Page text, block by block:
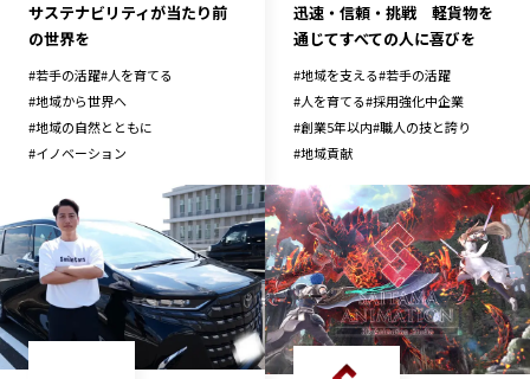
サステナビリティが当たり前
の世界を
#若手の活躍#人を育てる
#地域から世界へ
#地域の自然とともに
#イノベーション
迅速・信頼・挑戦 軽貨物を
通じてすべての人に喜びを
#地域を支える#若手の活躍
#人を育てる#採用強化中企業
#創業5年以内#職人の技と誇り
#地域貢献